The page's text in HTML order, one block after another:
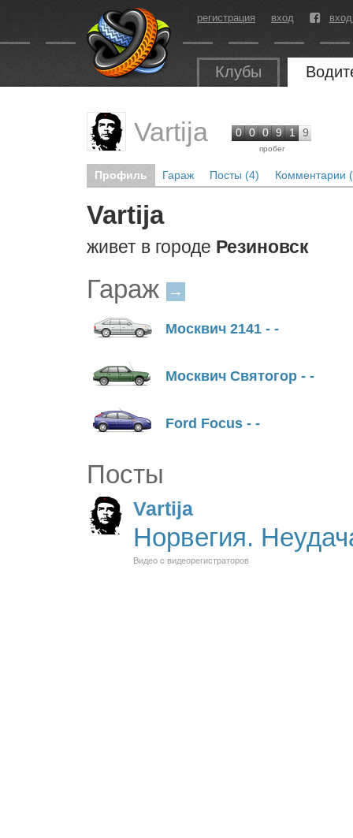
регистрация вход
Клубы
Vartija 0 0 0 9 1 9
пробег
Профиль Гараж Посты (4) Комментарии
Vartija
живет в городе Резиновск
Гараж →
Москвич 2141 - -
Москвич Святогор - -
Ford Focus - -
Посты
Vartija
Норвегия.
Видео с видеорегистраторов